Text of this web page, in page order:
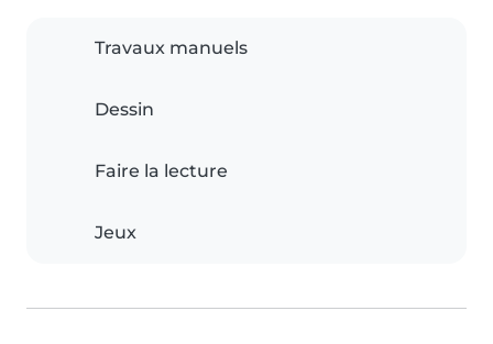
Travaux manuels
Dessin
Faire la lecture
Jeux